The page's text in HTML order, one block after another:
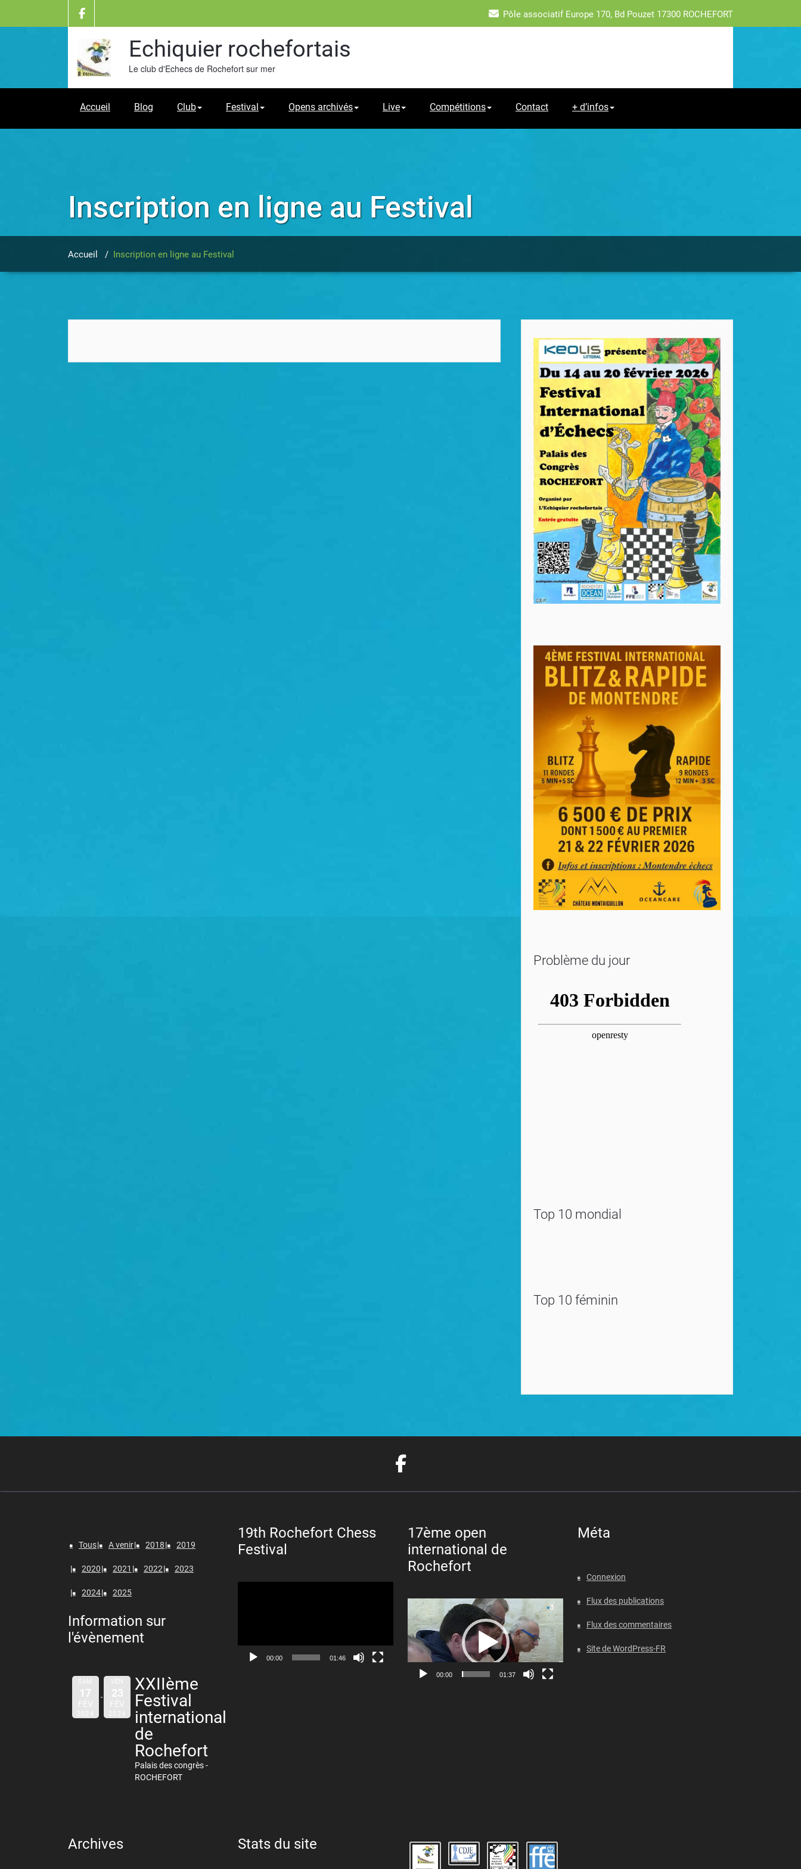
content
Pôle associatif Europe 170, Bd Pouzet 17300 ROCHEFORT
Echiquier rochefortais
Le club d'Echecs de Rochefort sur mer
Accueil Blog Club Festival Opens archivés Live Compétitions Contact + d’infos
Inscription en ligne au Festival
Accueil / Inscription en ligne au Festival
Problème du jour
Top 10 mondial
Top 10 féminin
Tous A venir 2018 2019
2020 2021 2022 2023
2024 2025
Information sur
l'évènement
SAM
17
FÉV
2024
VEN
23
FÉV
2024
XXIIème
Festival
international
de
Rochefort
Palais des congrès -
ROCHEFORT
19th Rochefort Chess
Festival
00:00 01:46
17ème open
international de
Rochefort
Lecteur
vidéo
00:00 01:37
Méta
Connexion
Flux des publications
Flux des commentaires
Site de WordPress-FR
Archives Stats du site